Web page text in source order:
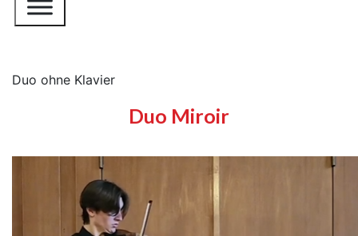
Duo ohne Klavier
Duo Miroir